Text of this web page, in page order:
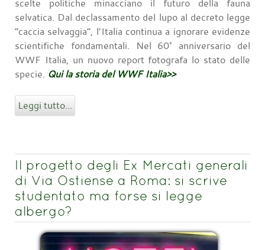
scelte politiche minacciano il futuro della fauna
selvatica. Dal declassamento del lupo al decreto legge
“caccia selvaggia”, l’Italia continua a ignorare evidenze
scientifiche fondamentali. Nel 60° anniversario del
WWF Italia, un nuovo report fotografa lo stato delle
specie. Qui la storia del WWF Italia>>
Leggi tutto...
Il progetto degli Ex Mercati generali
di Via Ostiense a Roma: si scrive
studentato ma forse si legge
albergo?